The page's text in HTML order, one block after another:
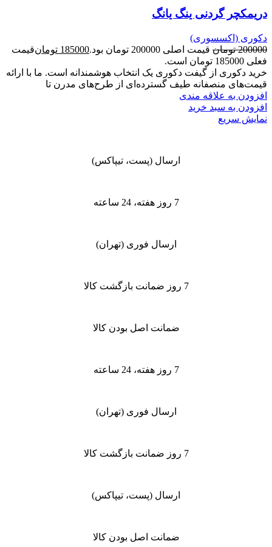
دریمکچر گردنی ینگ یانگ
دکوری (اکسسوری)
200000 تومان قیمت اصلی 200000 تومان بود. 185000 تومانقیمت
فعلی 185000 تومان است.
خرید دکوری از گیفت دکوری یک انتخاب هوشمندانه است. ما با ارائه
قیمت‌های منصفانه طیف گسترده‌ای از طرح‌های مدرن تا
افزودن به علاقه مندی
افزودن به سبد خرید
نمایش سریع
ارسال (پست، تیپاکس)
7 روز هفته، 24 ساعته
ارسال فوری (تهران)
7 روز ضمانت بازگشت کالا
ضمانت اصل بودن کالا
7 روز هفته، 24 ساعته
ارسال فوری (تهران)
7 روز ضمانت بازگشت کالا
ارسال (پست، تیپاکس)
ضمانت اصل بودن کالا